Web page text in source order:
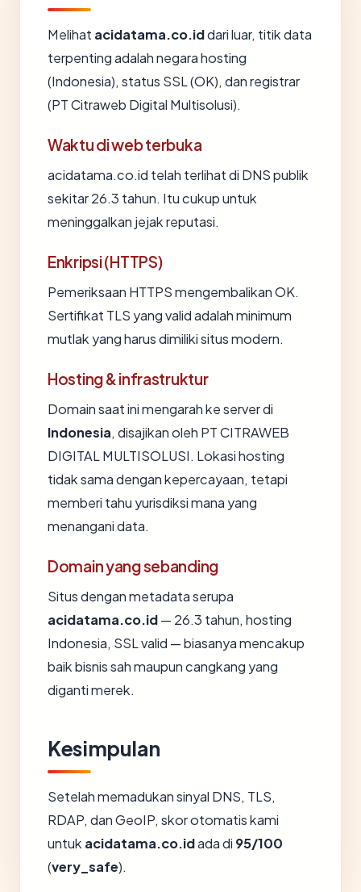
Melihat acidatama.co.iddari luar, titik data
terpenting adalah negara hosting
(Indonesia), status SSL (OK), dan registrar
(PT Citraweb Digital Multisolusi).
Waktu di web terbuka
acidatama.co.id telah terlihat di DNS publik
sekitar 26.3 tahun. Itu cukup untuk
meninggalkan jejak reputasi.
Enkripsi (HTTPS)
Pemeriksaan HTTPS mengembalikan OK.
Sertifikat TLS yang valid adalah minimum
mutlak yang harus dimiliki situs modern.
Hosting & infrastruktur
Domain saat ini mengarah ke server di
Indonesia, disajikan oleh PT CITRAWEB
DIGITAL MULTISOLUSI. Lokasi hosting
tidak sama dengan kepercayaan, tetapi
memberi tahu yurisdiksi mana yang
menangani data.
Domain yang sebanding
Situs dengan metadata serupa
acidatama.co.id— 26.3 tahun, hosting
Indonesia, SSL valid — biasanya mencakup
baik bisnis sah maupun cangkang yang
diganti merek.
Kesimpulan
Setelah memadukan sinyal DNS, TLS,
RDAP, dan GeoIP, skor otomatis kami
untuk acidatama.co.idada di 95/100
(very_safe).